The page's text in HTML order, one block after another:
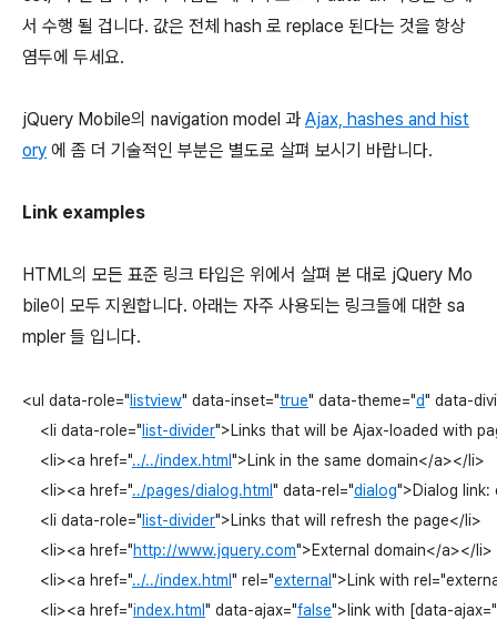
서 수행 될 겁니다. 값은 전체 hash 로 replace 된다는 것을 항상
염두에 두세요.
jQuery Mobile의 navigation model 과 Ajax, hashes and hist
ory 에 좀 더 기술적인 부분은 별도로 살펴 보시기 바랍니다.
Link examples
HTML의 모든 표준 링크 타입은 위에서 살펴 본 대로 jQuery Mo
bile이 모두 지원합니다. 아래는 자주 사용되는 링크들에 대한 sa
mpler 들 입니다.
<ul data-role="listview" data-inset="true" data-theme="d" data-
<li data-role="list-divider">Links that will be Ajax-loaded with
<li><a href="../../index.html">Link in the same domain</a></li>
<li><a href="../pages/dialog.html" data-rel="dialog">Dialog link:
<li data-role="list-divider">Links that will refresh the page</li>
<li><a href="http://www.jquery.com">External domain</a></li>
<li><a href="../../index.html" rel="external">Link with
<li><a href="index.html" data-ajax="false">link with [data-